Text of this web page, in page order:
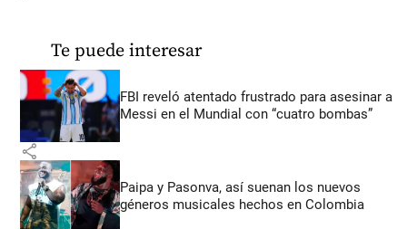
Te puede interesar
FBI reveló atentado frustrado para asesinar a
Messi en el Mundial con “cuatro bombas”
share
Paipa y Pasonva, así suenan los nuevos
géneros musicales hechos en Colombia